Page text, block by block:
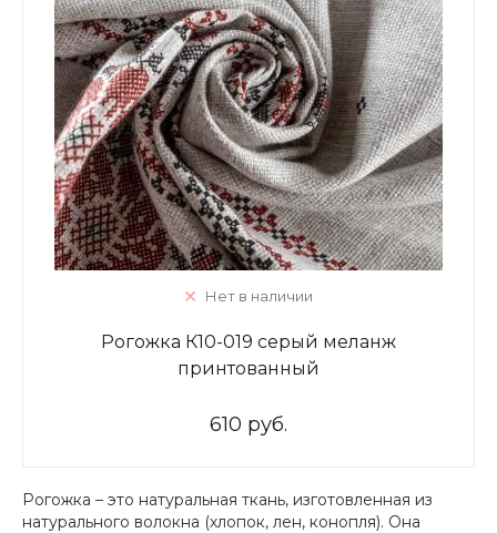
Нет в наличии
Рогожка К10-019 серый меланж
принтованный
610 руб.
Рогожка – это натуральная ткань, изготовленная из
натурального волокна (хлопок, лен, конопля). Она